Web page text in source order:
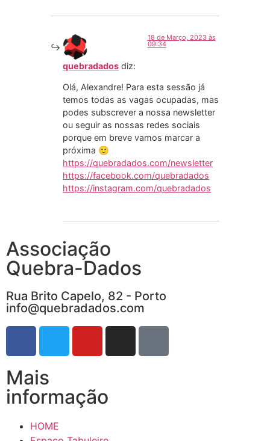
quebradados diz:
18 de Março, 2023 às
09:34
Olá, Alexandre! Para esta sessão já
temos todas as vagas ocupadas, mas
podes subscrever a nossa newsletter
ou seguir as nossas redes sociais
porque em breve vamos marcar a
próxima 🙂
https://quebradados.com/newsletter
https://facebook.com/quebradados
https://instagram.com/quebradados
Associação
Quebra-Dados
Rua Brito Capelo, 82 - Porto
info@quebradados.com
Mais
informação
HOME